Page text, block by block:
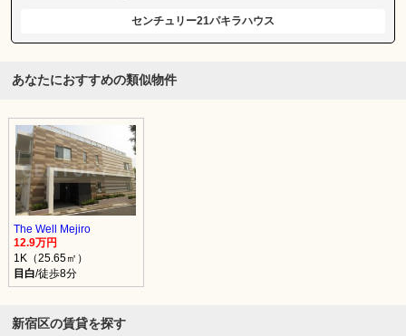
センチュリー21パキラハウス
あなたにおすすめの類似物件
The Well Mejiro
12.9万円
1K（25.65㎡）
目白/徒歩8分
新宿区の賃貸を探す